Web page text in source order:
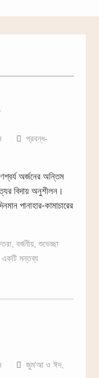
প্রবন্ধ-
অর্জনের অন্তিম
বিদায় অনুশীলন।
পানাহার-কামাচারের
, বর্জনীয়, শুভেচ্ছা
একটি মন্তব্য
জুম’আ ও ঈদ,